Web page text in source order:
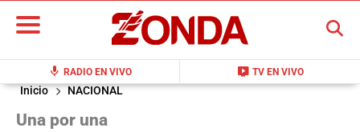
mic RADIO EN VIVO live_tv TV EN VIVO
BUSCAR
Inicio NACIONAL
Una por una